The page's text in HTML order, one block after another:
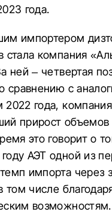
года.
импортером
стала компания
ней – четвертая
сравнению с
2022 года,
прирост объемов
это говорит о
АЭТ одной из
импорта через
том числе
возможностям.